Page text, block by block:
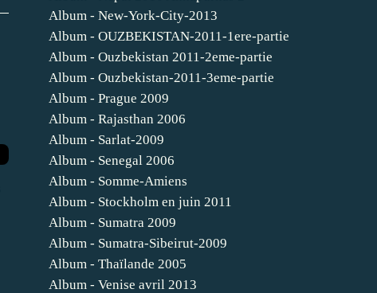
Album - New-York-City-2013
Album - OUZBEKISTAN-2011-1ere-partie
Album - Ouzbekistan 2011-2eme-partie
Album - Ouzbekistan-2011-3eme-partie
Album - Prague 2009
Album - Rajasthan 2006
Album - Sarlat-2009
Album - Senegal 2006
Album - Somme-Amiens
Album - Stockholm en juin 2011
Album - Sumatra 2009
Album - Sumatra-Sibeirut-2009
Album - Thaïlande 2005
Album - Venise avril 2013